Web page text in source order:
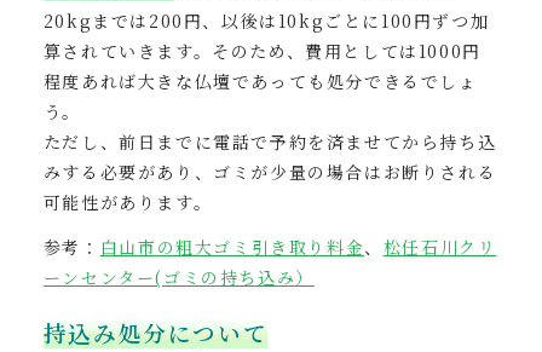
20kgまでは200円、以後は10kgごとに100円ずつ加
算されていきます。そのため、費用としては1000円
程度あれば大きな仏壇であっても処分できるでしょ
う。
ただし、前日までに電話で予約を済ませてから持ち込
みする必要があり、 ゴミが少量の場合はお断りされる
可能性があります。
参考： 白山市の粗大ゴミ引き取り料金、 松任石川クリ
ーンセンター(ゴミの持ち込み）
持込み処分について